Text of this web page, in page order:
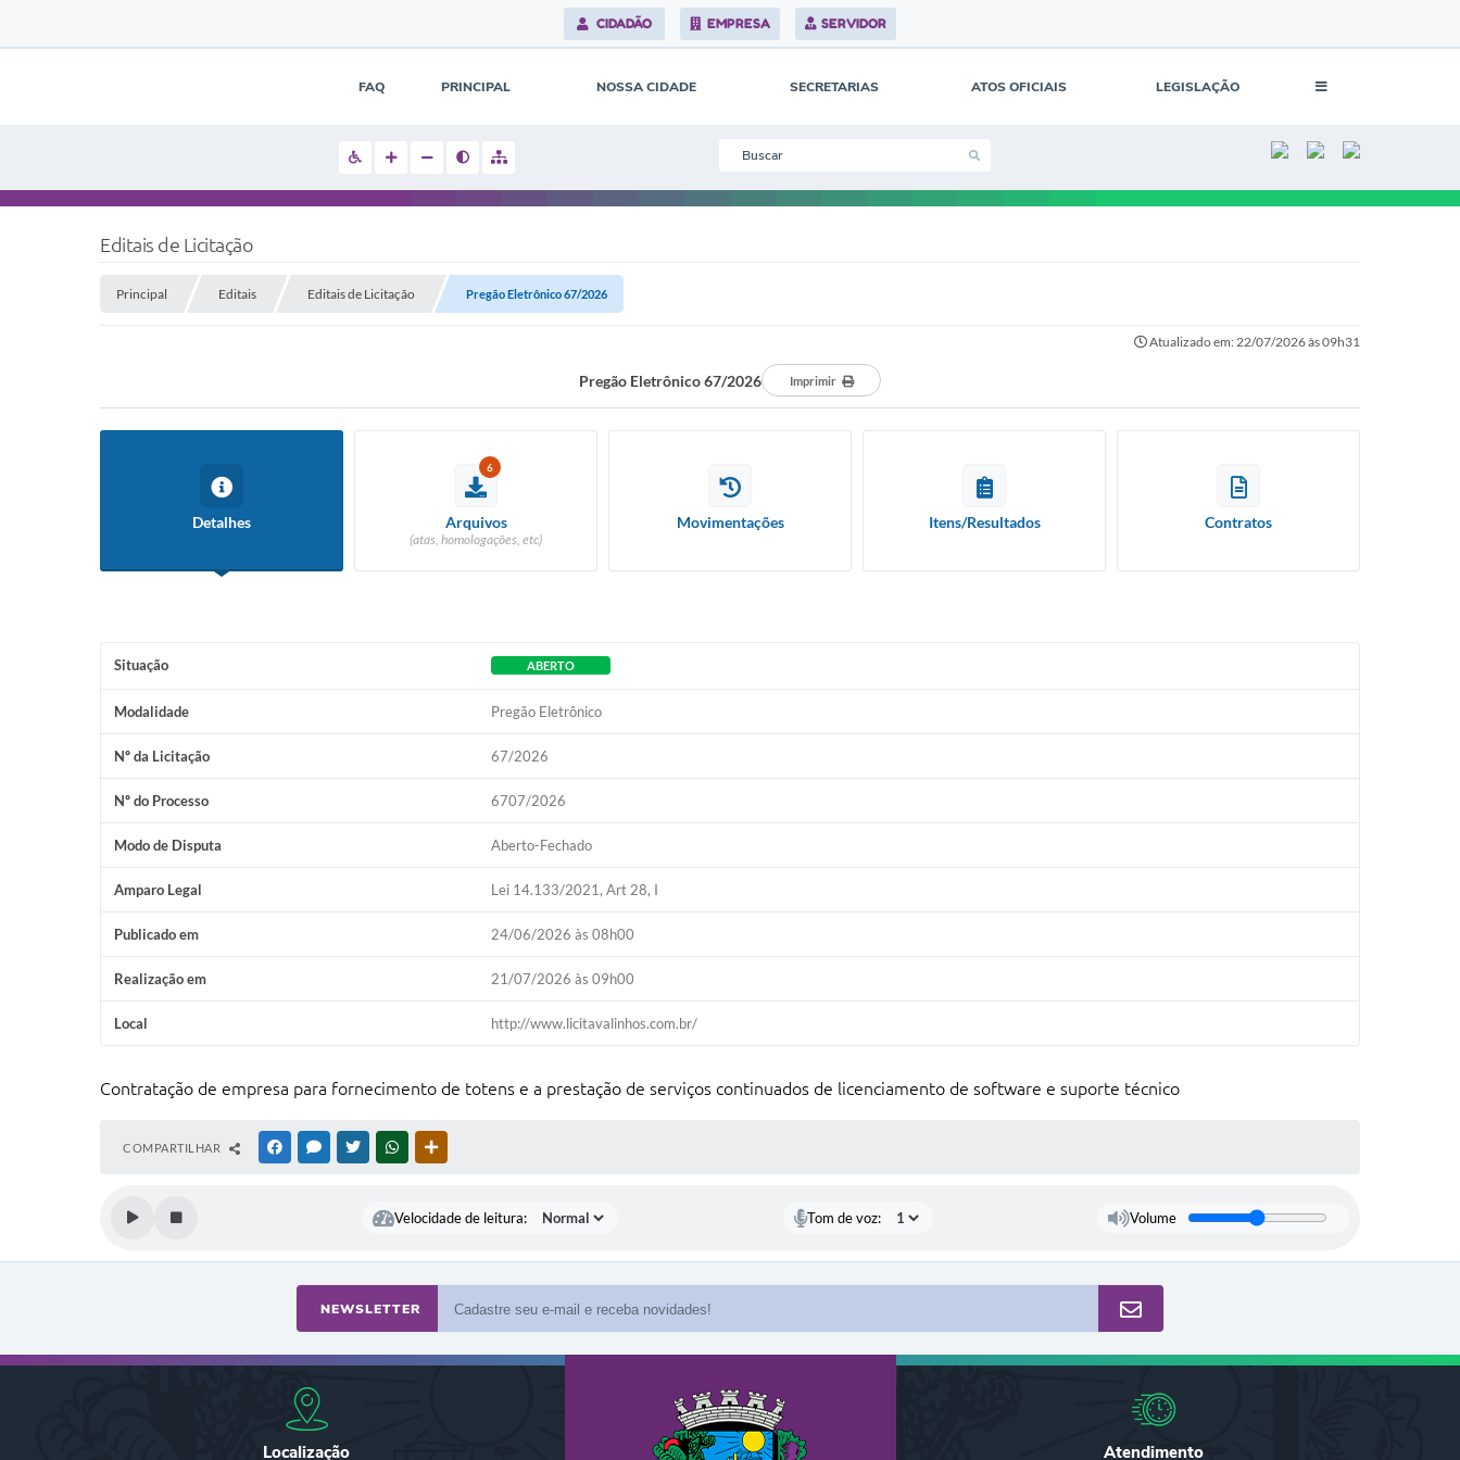
CIDADÃO EMPRESA SERVIDOR
FAQ PRINCIPAL NOSSA CIDADE SECRETARIAS ATOS OFICIAIS LEGISLAÇÃO
Editais de Licitação
Principal Editais Editais de Licitação Pregão Eletrônico 67/2026
Atualizado em: 22/07/2026 às 09h31
Pregão Eletrônico 67/2026 Imprimir
Detalhes
6
Arquivos
(atas, homologações, etc)
Movimentações Itens/Resultados Contratos
Situação ABERTO
Modalidade Pregão Eletrônico
Nº da Licitação 67/2026
Nº do Processo 6707/2026
Modo de Disputa Aberto-Fechado
Amparo Legal Lei 14.133/2021, Art 28, I
Publicado em 24/06/2026 às 08h00
Realização em 21/07/2026 às 09h00
Local http://www.licitavalinhos.com.br/
Contratação de empresa para fornecimento de totens e a prestação de serviços continuados de licenciamento de software e suporte técnico
COMPARTILHAR FACEBOOKMESSENGER
TWITTERWHATSAPP
Velocidade de leitura: Tom de voz: Volume
NEWSLETTER
Localização Atendimento